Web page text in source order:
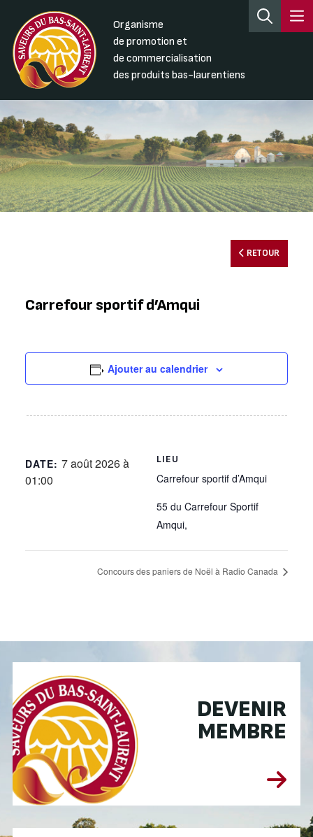
Organisme
de promotion et
de commercialisation
des produits bas-laurentiens
RETOUR
Carrefour sportif d’Amqui
Ajouter au calendrier
DATE:7 août 2026 à
01:00
LIEU
Carrefour sportif d’Amqui
55 du Carrefour Sportif
Amqui,
Concours des paniers de Noël à Radio Canada
DEVENIR
MEMBRE